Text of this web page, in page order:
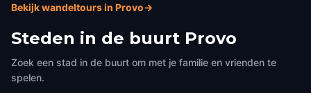
Bekijk wandeltours in Provo→
Steden in de buurt Provo
Zoek een stad in de buurt om met je familie en vrienden te
spelen.